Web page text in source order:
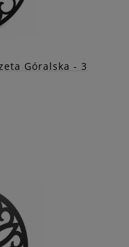
Góralska - 3
rustykalnego oraz